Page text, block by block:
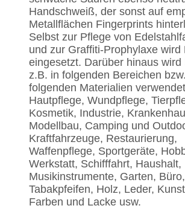
Handschweiß, der sonst auf
Metallflächen Fingerprints
Selbst zur Pflege von
und zur Graffiti-Prophylaxe wird
eingesetzt. Darüber hinaus wird
z.B. in folgenden Bereichen
folgenden Materialien
Hautpflege, Wundpflege,
Kosmetik, Industrie,
Modellbau, Camping und
Kraftfahrzeuge, Restaurierung,
Waffenpflege, Sportgeräte,
Werkstatt, Schifffahrt, Haushalt,
Musikinstrumente, Garten, Büro,
Tabakpfeifen, Holz, Leder,
Farben und Lacke usw.